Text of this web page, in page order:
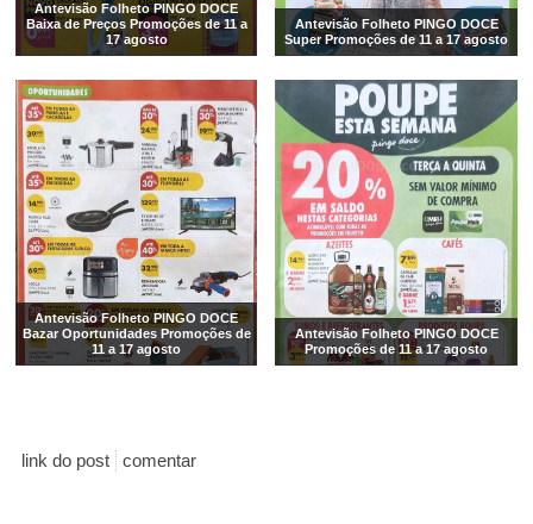
Antevisão Folheto PINGO DOCE
Baixa de Preços Promoções de 11 a
17 agosto
Antevisão Folheto PINGO DOCE
Super Promoções de 11 a 17 agosto
Antevisão Folheto PINGO DOCE
Bazar Oportunidades Promoções de
11 a 17 agosto
Antevisão Folheto PINGO DOCE
Promoções de 11 a 17 agosto
link do post comentar